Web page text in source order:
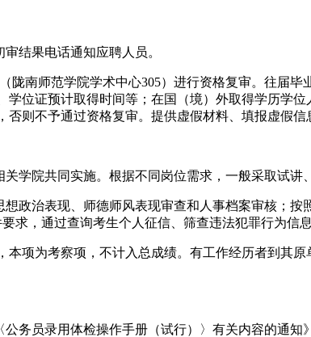
结果电话通知应聘人员。
陇南师范学院学术中心305）进行资格复审。往届
位证预计取得时间等；在国（境）外取得学历学
则不予通过资格复审。提供虚假材料、填报虚假信
学院共同实施。根据不同岗位需求，一般采取试讲
政治表现、师德师风表现审查和人事档案审核；
求，通过查询考生个人征信、筛查违法犯罪行为信
项为考察项，不计入总成绩。有工作经历者到其
务员录用体检操作手册（试行）〉有关内容的通